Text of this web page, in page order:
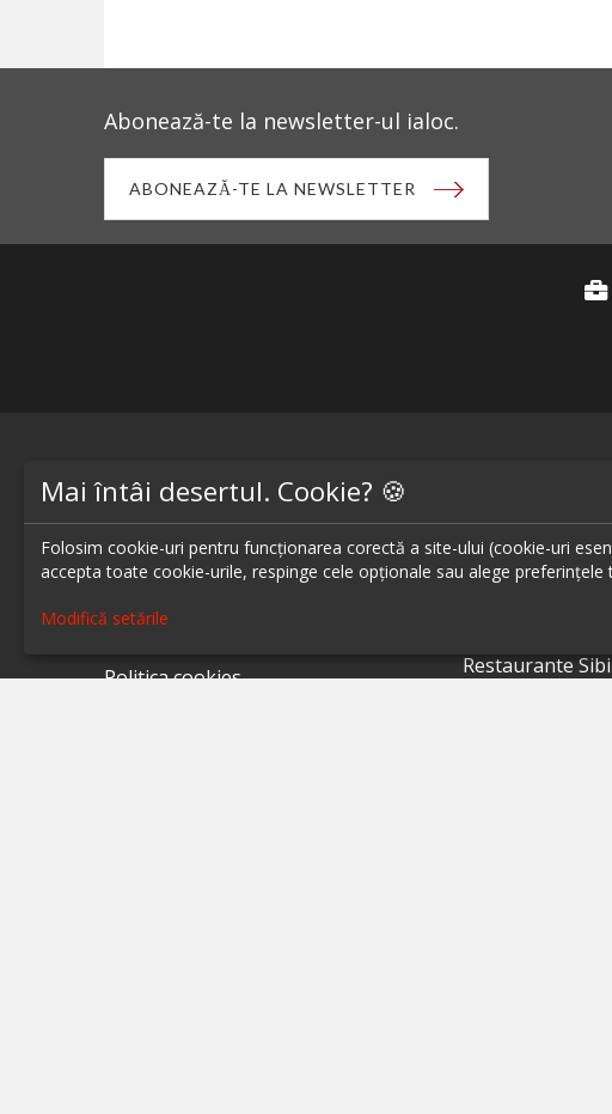
Abonează-te la newsletter-ul ialoc.
ABONEAZĂ-TE LA NEWSLETTER
Scrie-ne pe chat
Politica cookies
Restaurante
Restaurante
Restaurante
Mai întâi desertul. Cookie? 🍪
Folosim cookie-uri pentru funcționarea corectă a site-ului (cookie-uri
accepta toate cookie-urile, respinge cele opționale sau alege preferințele
Modifică setările